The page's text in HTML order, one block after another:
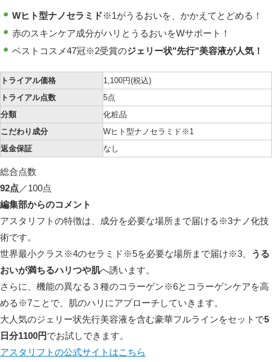
Wヒト型ナノセラミド※1がうるおいを、かかえてとどめる！
赤のスキンケア成分がハリとうるおいをWサポート！
ベストコスメ47冠※2受賞のジェリー状"先行"美容液が人気！
トライアル価格 1,100円(税込)
トライアル点数
5点
分類
化粧品
こだわり成分
Wヒト型ナノセラミド※1
返金保証
なし
総合点数
92点／100点
編集部からのコメント
アスタリフトの特徴は、
成分を必要な場所まで届ける ※3ナノ化技
術です。
世界最小クラス ※4のセラミド ※5を必要な場所まで届け※3
うる
おいが満ちるハリつや肌へ誘います。
さらに、機能の異なる３種のコラーゲン※6とコラーゲンケアを高
める ※7ことで、 肌のハリにアプローチしていきます。
大人気のジェリー状先行美容液を含む豪華フルラインをセットで5
日分1100円でお試しできます。
アスタリフトの公式サイトはこちら